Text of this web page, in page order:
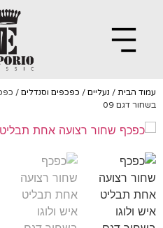
הבית/נעליים /כפכפים וסנדלים/ כפכף
דגם 09